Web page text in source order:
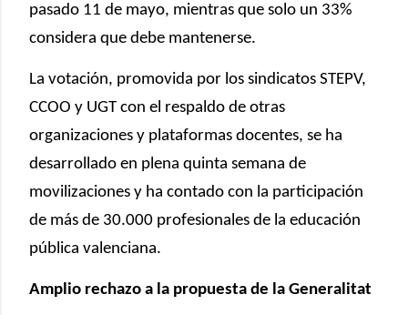
pasado 11 de mayo, mientras que solo un 33%
considera que debe mantenerse.
La votación, promovida por los sindicatos STEPV,
CCOO y UGT con el respaldo de otras
organizaciones y plataformas docentes, se ha
desarrollado en plena quinta semana de
movilizaciones y ha contado con la participación
de más de 30.000 profesionales de la educación
pública valenciana.
Amplio rechazo a la propuesta de la Generalitat